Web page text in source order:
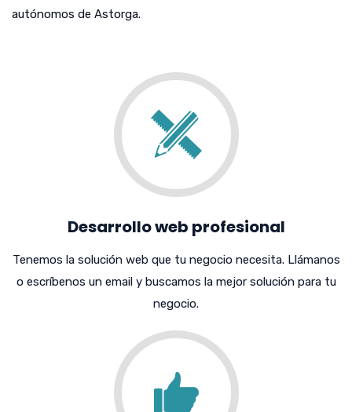
autónomos de Astorga.
Desarrollo web profesional
Tenemos la solución web que tu negocio necesita. Llámanos
o escríbenos un email y buscamos la mejor solución para tu
negocio.